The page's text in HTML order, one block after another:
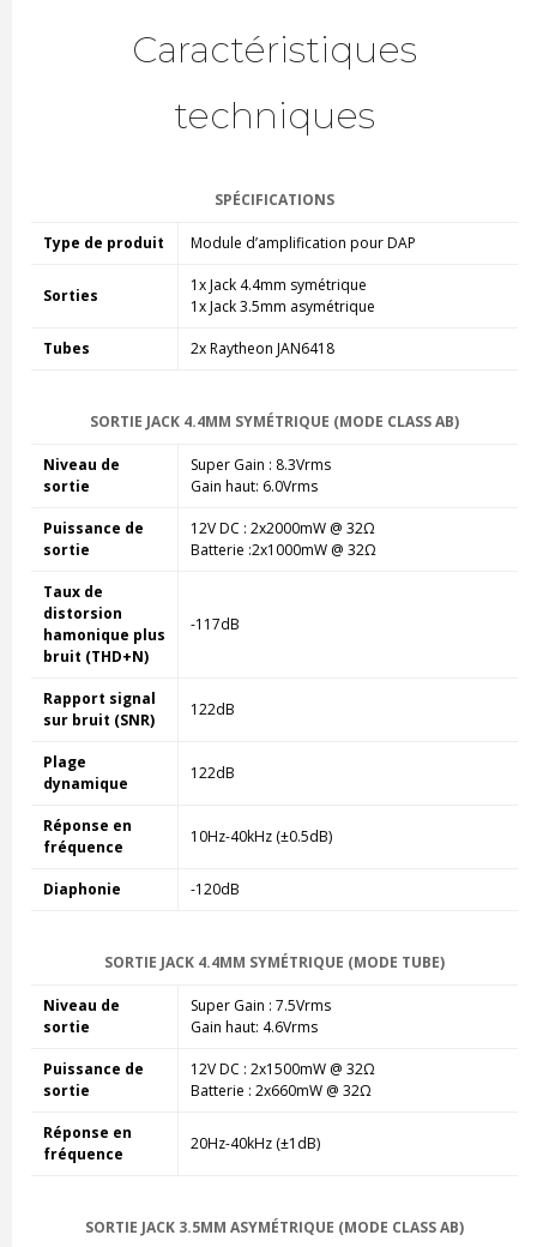
Caractéristiques
techniques
SPÉCIFICATIONS
Type de produit Module d’amplification pour DAP
Sorties
1x Jack 4.4mm symétrique
1x Jack 3.5mm asymétrique
Tubes 2x Raytheon JAN6418
SORTIE JACK 4.4MM SYMÉTRIQUE (MODE CLASS AB)
Niveau de
sortie
Super Gain : 8.3Vrms
Gain haut: 6.0Vrms
Puissance de
sortie
12V DC : 2x2000mW @ 32Ω
Batterie :2x1000mW @ 32Ω
Taux de
distorsion
hamonique plus
bruit (THD+N)
-117dB
Rapport signal
sur bruit (SNR)
122dB
Plage
dynamique
122dB
Réponse en
fréquence
10Hz-40kHz (±0.5dB)
Diaphonie -120dB
SORTIE JACK 4.4MM SYMÉTRIQUE (MODE TUBE)
Niveau de
sortie
Super Gain : 7.5Vrms
Gain haut: 4.6Vrms
Puissance de
sortie
12V DC : 2x1500mW @ 32Ω
Batterie : 2x660mW @ 32Ω
Réponse en
fréquence
20Hz-40kHz (±1dB)
SORTIE JACK 3.5MM ASYMÉTRIQUE (MODE CLASS AB)